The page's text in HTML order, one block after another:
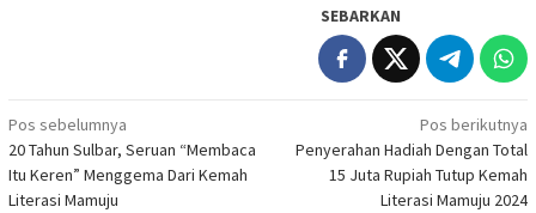
SEBARKAN
Navigasi
pos
Pos sebelumnya
20 Tahun Sulbar, Seruan “Membaca
Itu Keren” Menggema Dari Kemah
Literasi Mamuju
Pos berikutnya
Penyerahan Hadiah Dengan Total
15 Juta Rupiah Tutup Kemah
Literasi Mamuju 2024